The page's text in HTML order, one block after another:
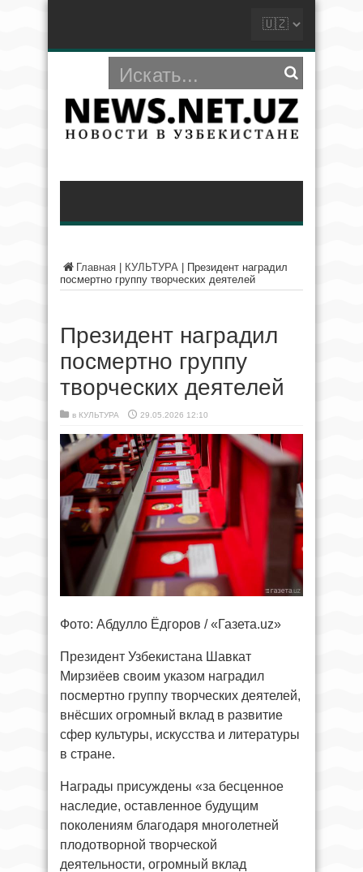
Главная КУЛЬТУРА
Президент наградил
посмертно группу творческих деятелей
Президент наградил
посмертно группу
творческих деятелей
в КУЛЬТУРА 29.05.2026 12:10
Фото: Абдулло Ёдгоров / «Газета.uz»
Президент Узбекистана Шавкат
Мирзиёев своим указом наградил
посмертно группу творческих деятелей,
внёсших огромный вклад в развитие
сфер культуры, искусства и литературы
в стране.
Награды присуждены «за бесценное
наследие, оставленное будущим
поколениям благодаря многолетней
плодотворной творческой
деятельности, огромный вклад